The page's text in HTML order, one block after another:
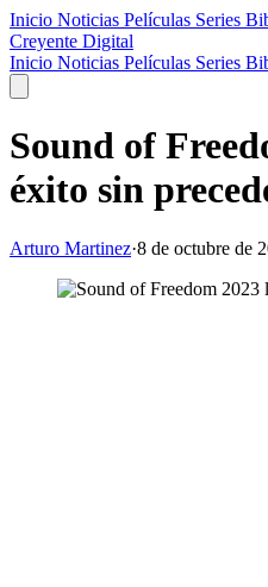
Inicio Noticias Películas Series
Creyente Digital
Inicio Noticias Películas Series
Sound of
éxito sin
Arturo Martinez·8 de octubre de